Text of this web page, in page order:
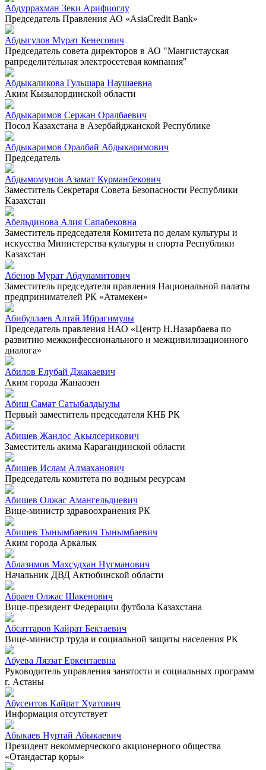
Абдуррахман Зеки Арифиоглу
Председатель Правления АО «AsiaCredit Bank»
Абдыгулов Мурат Кенесович
Председатель совета директоров в АО "Мангистауская
рапределительная электросетевая компания"
Абдыкаликова Гульшара Наушаевна
Аким Кызылординской области
Абдыкаримов Сержан Оралбаевич
Посол Казахстана в Азербайджанской Республике
Абдыкаримов Оралбай Абдыкаримович
Председатель
Абдымомунов Азамат Курманбекович
Заместитель Секретаря Совета Безопасности Республики
Казахстан
Абельдинова Алия Сапабековна
Заместитель председателя Комитета по делам культуры и
искусства Министерства культуры и спорта Республики
Казахстан
Абенов Мурат Абдуламитович
Заместитель председателя правления Национальной палаты
предпринимателей РК «Атамекен»
Абибуллаев Алтай Ибрагимулы
Председатель правления НАО «Центр Н.Назарбаева по
развитию межконфессионального и межцивилизационного
диалога»
Абилов Елубай Джакаевич
Аким города Жанаозен
Абиш Самат Сатыбалдыулы
Первый заместитель председателя КНБ РК
Абишев Жандос Акылсерикович
Заместитель акима Карагандинской области
Абишев Ислам Алмаханович
Председатель комитета по водным ресурсам
Абишев Олжас Амангельдиевич
Вице-министр здравоохранения РК
Абишев Тынымбаевич Тынымбаевич
Аким города Аркалык
Аблазимов Махсудхан Нугманович
Начальник ДВД Актюбинской области
Абраев Олжас Шакенович
Вице-президент Федерации футбола Казахстана
Абсаттаров Кайрат Бектаевич
Вице-министр труда и социальной защиты населения РК
Абуева Ляззат Еркентаевна
Руководитель управления занятости и социальных программ
г. Астаны
Абусеитов Кайрат Хуатович
Информация отсутствует
Абыкаев Нуртай Абыкаевич
Президент некоммерческого акционерного общества
«Отандастар қоры»